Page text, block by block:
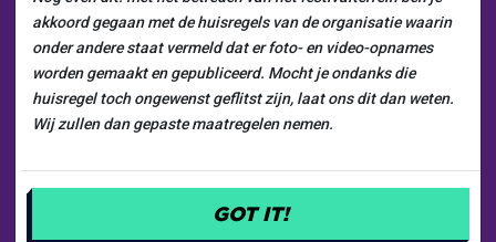
133 134
136 137 138
akkoord gegaan met de huisregels van de organisatie waarin
onder andere staat vermeld dat er foto- en video-opnames
worden gemaakt en gepubliceerd. Mocht je ondanks die
huisregel toch ongewenst geflitst zijn, laat ons dit dan weten.
Wij zullen dan gepaste maatregelen nemen.
GOT IT!